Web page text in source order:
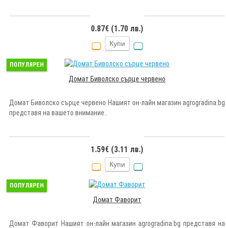
0.87€ (1.70 лв.)
Купи
ПОПУЛЯРЕН
Домат Биволско сърце червено
Домат Биволско сърце червено Нашият он-лайн магазин agrogradina.bg
представя на вашето внимание..
1.59€ (3.11 лв.)
Купи
ПОПУЛЯРЕН
Домат Фаворит
Домат Фаворит Нашият он-лайн магазин agrogradina.bg представя на